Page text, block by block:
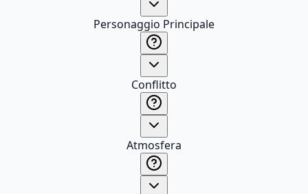
Personaggio Principale
Conflitto
Atmosfera